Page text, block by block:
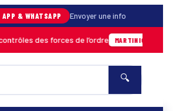
APP & WHATSAPP Envoyer une info
des forces de l’ordre MARTINIQUE
🔍